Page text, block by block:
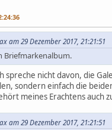
am 29 Dezember 2017, 21:21:51
Briefmarkenalbum.
spreche nicht davon, die
sondern einfach die
meines Erachtens auch
am 29 Dezember 2017, 21:21:51